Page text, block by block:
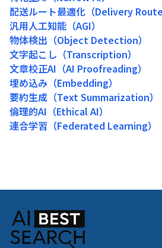
配送ルート最適化（Delivery
汎用人工知能（AGI）
物体検出（Object Detection）
文字起こし（Transcription）
文章校正AI（AI Proofreading）
埋め込み（Embedding）
要約生成（Text Summarization）
倫理的AI（Ethical AI）
連合学習（Federated Learning）